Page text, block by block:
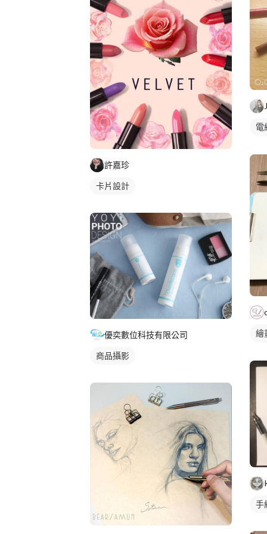
許嘉珍
卡片設計
優奕數位科技有限公司
商品攝影
電
繪
手